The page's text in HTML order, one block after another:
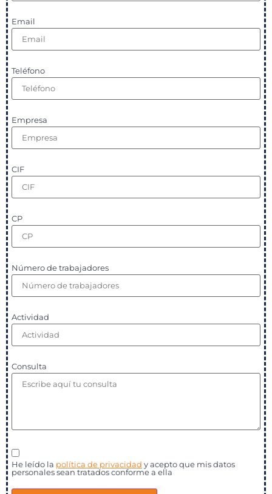
Email
Teléfono
Empresa
CIF
CP
Número de trabajadores
Actividad
Consulta
He leído la política de privacidad y acepto que mis datos
personales sean tratados conforme a ella